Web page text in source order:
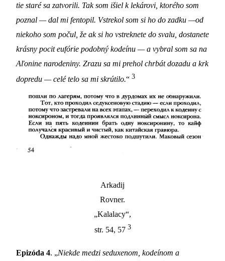
tie staré sa zatvorili. Tak som išiel k lekárovi, ktorého som
poznal — dal mi fentopil. Vstrekol som si ho do zadku —od
niekoho som počul, že ak si ho vstreknete do svalu, dostanete
krásny pocit eufórie podobný kodeínu — a vybral som sa na
Aľonine narodeniny. Zrazu sa mi prehol chrbát dozadu a krk
dopredu — celé telo sa mi skrútilo.“ 3
Arkadij
Rovner.
„Kalalacy“,
str. 54, 57 3
Epizóda 4. „Niekde medzi seduxenom, kodeínom a